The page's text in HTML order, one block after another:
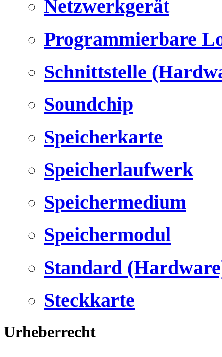
Netzwerkgerät
Programmierbare
Schnittstelle
Soundchip
Speicherkarte
Speicherlaufwerk
Speichermedium
Speichermodul
Standard
Steckkarte
Urheberrecht